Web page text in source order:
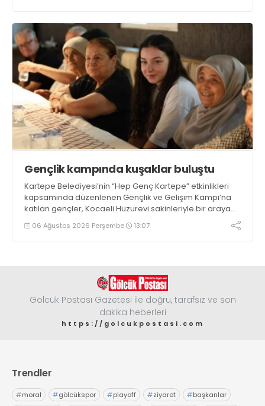
Gençlik kampında kuşaklar buluştu
Kartepe Belediyesi’nin “Hep Genç Kartepe” etkinlikleri
kapsamında düzenlenen Gençlik ve Gelişim Kampı’na
katılan gençler, Kocaeli Huzurevi sakinleriyle bir araya
geldi06 Ağustos 2026 Perşembe 13:07
Gölcük Postası Gazetesi ile doğru, tarafsız ve son
dakika heberleri
https://golcukpostasi.com
Trendler
#moral #gölcükspor #playoff #ziyaret #başkanlar